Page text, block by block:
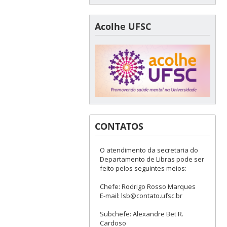
Acolhe UFSC
CONTATOS
O atendimento da secretaria do
Departamento de Libras pode ser
feito pelos seguintes meios:
Chefe: Rodrigo Rosso Marques
E-mail: lsb@contato.ufsc.br
Subchefe: Alexandre Bet R.
Cardoso